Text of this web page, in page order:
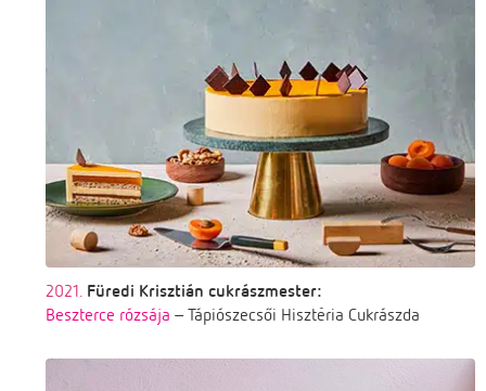
2021. Füredi Krisztián cukrászmester:
Beszterce rózsája – Tápiószecsői Hisztéria Cukrászda